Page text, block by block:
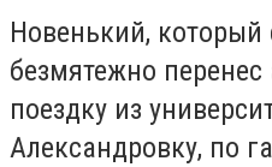
Новенький,
безмятежно
поездку из
Александровку, по